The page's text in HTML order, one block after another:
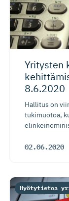
Yritysten
8.6.2020
Hallitus on
tukimuotoa,
02.06.2020
Hyötytietoa